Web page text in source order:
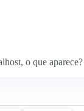
o que aparece?